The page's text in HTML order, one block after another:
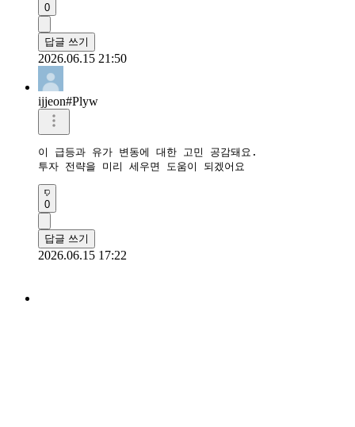
0
답글 쓰기
2026.06.15 21:50
ijjeon#Plyw
이 급등과 유가 변동에 대한 고민 공감돼요.
투자 전략을 미리 세우면 도움이 되겠어요
0
답글 쓰기
2026.06.15 17:22